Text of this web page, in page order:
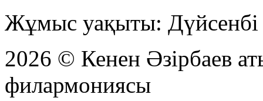
Жұмыс уақыты:
2026 © Кенен Әзірбаев
филармониясы